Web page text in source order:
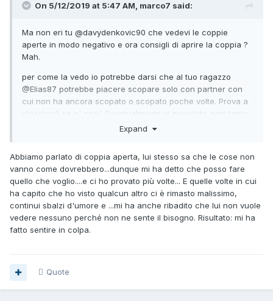
On 5/12/2019 at 5:47 AM, marco7 said:
Ma non eri tu @davydenkovic90 che vedevi le coppie
aperte in modo negativo e ora consigli di aprire la coppia ?
Mah.
per come la vedo io potrebbe darsi che al tuo ragazzo
@Elias87 potrebbe piacere scopare solo con partner con
cui non ha ancora scopato o scopato poche volte. Prova a
chiedergli se e' cosi'. Eventualmente vi prendete ogni tanto
qualcuno a letto e fate un trio.
Expand
Abbiamo parlato di coppia aperta, lui stesso sa che le cose non
vanno come dovrebbero...dunque mi ha detto che posso fare
quello che voglio....e ci ho provato più volte... E quelle volte in cui
ha capito che ho visto qualcun altro ci è rimasto malissimo,
continui sbalzi d'umore e ...mi ha anche ribadito che lui non vuole
vedere nessuno perché non ne sente il bisogno. Risultato: mi ha
fatto sentire in colpa.
Quote